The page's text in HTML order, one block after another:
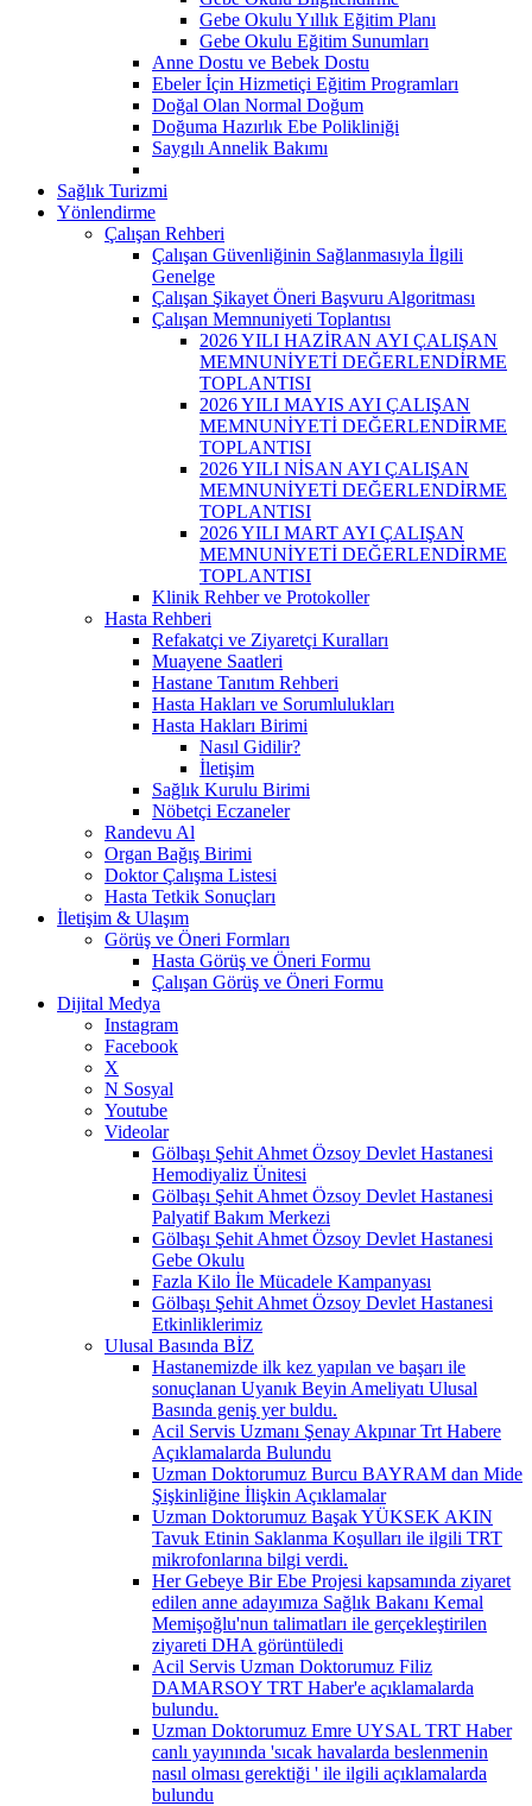
Gebe Okulu Yıllık Eğitim Planı
Gebe Okulu Eğitim Sunumları
Anne Dostu ve Bebek Dostu
Ebeler İçin Hizmetiçi Eğitim Programları
Doğal Olan Normal Doğum
Doğuma Hazırlık Ebe Polikliniği
Saygılı Annelik Bakımı
Sağlık Turizmi
Yönlendirme
Çalışan Rehberi
Çalışan Güvenliğinin Sağlanmasıyla İlgili
Genelge
Çalışan Şikayet Öneri Başvuru Algoritması
Çalışan Memnuniyeti Toplantısı
2026 YILI HAZİRAN AYI ÇALIŞAN
MEMNUNİYETİ DEĞERLENDİRME
TOPLANTISI
2026 YILI MAYIS AYI ÇALIŞAN
MEMNUNİYETİ DEĞERLENDİRME
TOPLANTISI
2026 YILI NİSAN AYI ÇALIŞAN
MEMNUNİYETİ DEĞERLENDİRME
TOPLANTISI
2026 YILI MART AYI ÇALIŞAN
MEMNUNİYETİ DEĞERLENDİRME
TOPLANTISI
Klinik Rehber ve Protokoller
Hasta Rehberi
Refakatçi ve Ziyaretçi Kuralları
Muayene Saatleri
Hastane Tanıtım Rehberi
Hasta Hakları ve Sorumlulukları
Hasta Hakları Birimi
Nasıl Gidilir?
İletişim
Sağlık Kurulu Birimi
Nöbetçi Eczaneler
Randevu Al
Organ Bağış Birimi
Doktor Çalışma Listesi
Hasta Tetkik Sonuçları
İletişim & Ulaşım
Görüş ve Öneri Formları
Hasta Görüş ve Öneri Formu
Çalışan Görüş ve Öneri Formu
Dijital Medya
Instagram
Facebook
X
N Sosyal
Youtube
Videolar
Gölbaşı Şehit Ahmet Özsoy Devlet Hastanesi
Hemodiyaliz Ünitesi
Gölbaşı Şehit Ahmet Özsoy Devlet Hastanesi
Palyatif Bakım Merkezi
Gölbaşı Şehit Ahmet Özsoy Devlet Hastanesi
Gebe Okulu
Fazla Kilo İle Mücadele Kampanyası
Gölbaşı Şehit Ahmet Özsoy Devlet Hastanesi
Etkinliklerimiz
Ulusal Basında BİZ
Hastanemizde ilk kez yapılan ve başarı ile
sonuçlanan Uyanık Beyin Ameliyatı Ulusal
Basında geniş yer buldu.
Acil Servis Uzmanı Şenay Akpınar Trt Habere
Açıklamalarda Bulundu
Uzman Doktorumuz Burcu BAYRAM dan Mide
Şişkinliğine İlişkin Açıklamalar
Uzman Doktorumuz Başak YÜKSEK AKIN
Tavuk Etinin Saklanma Koşulları ile ilgili TRT
mikrofonlarına bilgi verdi.
Her Gebeye Bir Ebe Projesi kapsamında ziyaret
edilen anne adayımıza Sağlık Bakanı Kemal
Memişoğlu'nun talimatları ile gerçekleştirilen
ziyareti DHA görüntüledi
Acil Servis Uzman Doktorumuz Filiz
DAMARSOY TRT Haber'e açıklamalarda
bulundu.
Uzman Doktorumuz Emre UYSAL TRT Haber
canlı yayınında 'sıcak havalarda beslenmenin
nasıl olması gerektiği ' ile ilgili açıklamalarda
bulundu